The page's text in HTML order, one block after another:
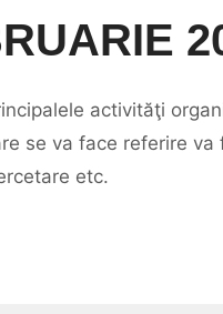
activităţi
se va face referire
etc.